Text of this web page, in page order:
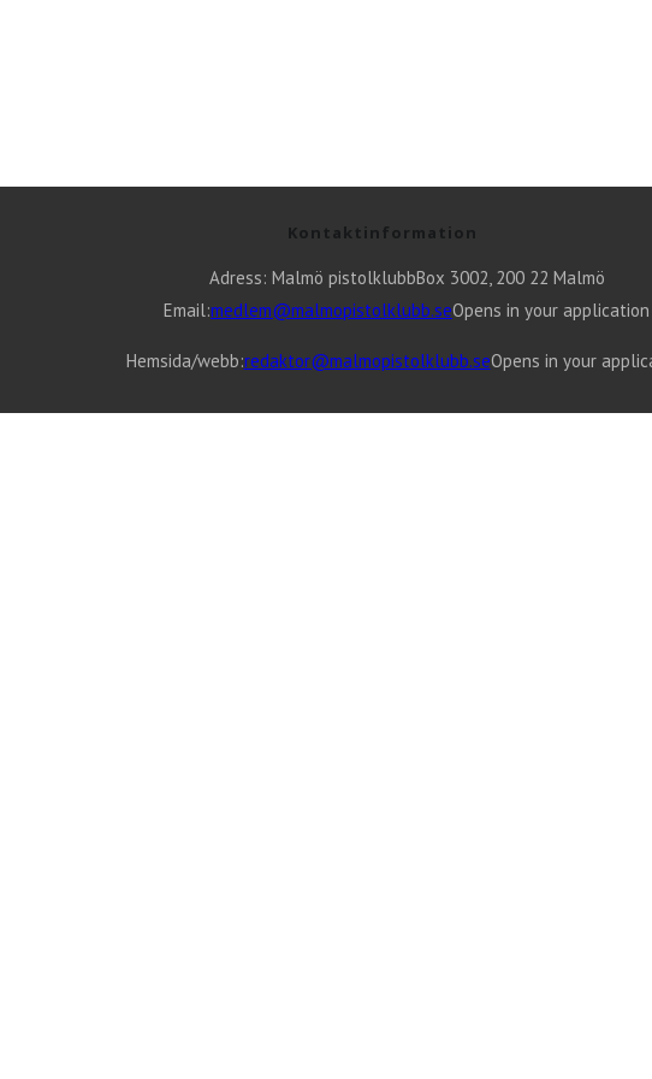
Kontaktinformation
Adress: Malmö pistolklubbBox 3002, 200 22 Malmö
Email:medlem@malmopistolklubb.seOpens in your application
Hemsida/webb:redaktor@malmopistolklubb.seOpens in your